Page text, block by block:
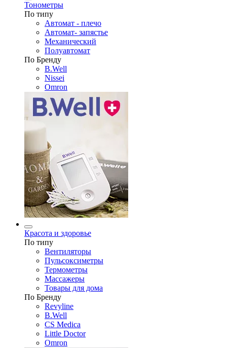
Тонометры
По типу
Автомат - плечо
Автомат- запястье
Механический
Полуавтомат
По Бренду
B.Well
Nissei
Omron
Красота и здоровье
По типу
Вентиляторы
Пульсоксиметры
Термометры
Массажеры
Товары для дома
По Бренду
Revyline
B.Well
CS Medica
Little Doctor
Omron